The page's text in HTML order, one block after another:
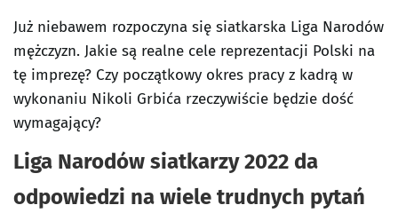
Już niebawem rozpoczyna się siatkarska Liga Narodów
mężczyzn. Jakie są realne cele reprezentacji Polski na
tę imprezę? Czy początkowy okres pracy z kadrą w
wykonaniu Nikoli Grbića rzeczywiście będzie dość
wymagający?
Liga Narodów siatkarzy 2022 da
odpowiedzi na wiele trudnych pytań